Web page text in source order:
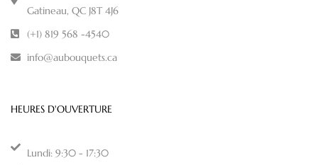
Gatineau, QC J8T 4J6
(+1) 819 568 -4540
info@aubouquets.ca
HEURES D'OUVERTURE
Lundi: 9:30 - 17:30